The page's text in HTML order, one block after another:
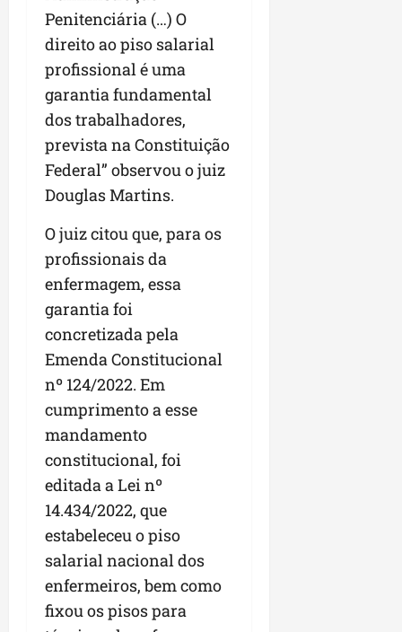
Penitenciária (…) O
direito ao piso salarial
profissional é uma
garantia fundamental
dos trabalhadores,
prevista na Constituição
Federal” observou o juiz
Douglas Martins.
O juiz citou que, para os
profissionais da
enfermagem, essa
garantia foi
concretizada pela
Emenda Constitucional
nº 124/2022. Em
cumprimento a esse
mandamento
constitucional, foi
editada a Lei nº
14.434/2022, que
estabeleceu o piso
salarial nacional dos
enfermeiros, bem como
fixou os pisos para